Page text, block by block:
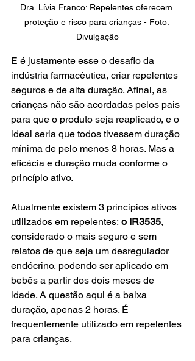
Dra. Lívia Franco: Repelentes oferecem
proteção e risco para crianças - Foto:
Divulgação
E é justamente esse o desafio da
indústria farmacêutica, criar repelentes
seguros e de alta duração. Afinal, as
crianças não são acordadas pelos pais
para que o produto seja reaplicado, e o
ideal seria que todos tivessem duração
mínima de pelo menos 8 horas. Mas a
eficácia e duração muda conforme o
princípio ativo.
Atualmente existem 3 princípios ativos
utilizados em repelentes: o IR3535,
considerado o mais seguro e sem
relatos de que seja um desregulador
endócrino, podendo ser aplicado em
bebês a partir dos dois meses de
idade. A questão aqui é a baixa
duração, apenas 2 horas. É
frequentemente utilizado em repelentes
para crianças.